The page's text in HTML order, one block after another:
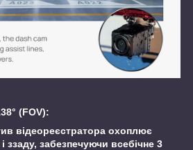
(FOV):
відеореєстратора охоплює
ззаду, забезпечуючи всебічне 3